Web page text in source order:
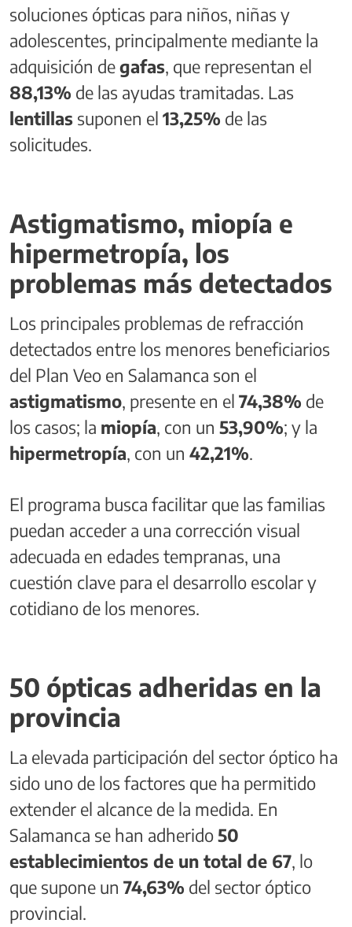
soluciones ópticas para niños, niñas y
adolescentes, principalmente mediante la
adquisición degafas, que representan el
88,13% de las ayudas tramitadas. Las
lentillas suponen el 13,25% de las
solicitudes.
Astigmatismo, miopía e
hipermetropía, los
problemas más detectados
Los principales problemas de refracción
detectados entre los menores beneficiarios
del Plan Veo en Salamanca son el
astigmatismo, presente en el 74,38% de
los casos; la miopía, con un 53,90%; y la
hipermetropía, con un 42,21%.
El programa busca facilitar que las familias
puedan acceder a una corrección visual
adecuada en edades tempranas, una
cuestión clave para el desarrollo escolar y
cotidiano de los menores.
50 ópticas adheridas en la
provincia
La elevada participación del sector óptico ha
sido uno de los factores que ha permitido
extender el alcance de la medida. En
Salamanca se han adherido50
establecimientos de un total de 67, lo
que supone un 74,63% del sector óptico
provincial.